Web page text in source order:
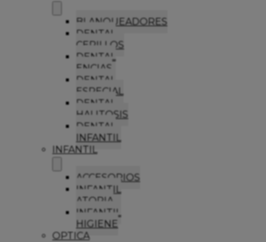
BLANQUEADORES
DENTAL
CEPILLOS
DENTAL
ENCIAS
DENTAL
ESPECIAL
DENTAL
HALITOSIS
DENTAL
INFANTIL
INFANTIL
ACCESORIOS
INFANTIL
ATOPIA
INFANTIL
HIGIENE
OPTICA